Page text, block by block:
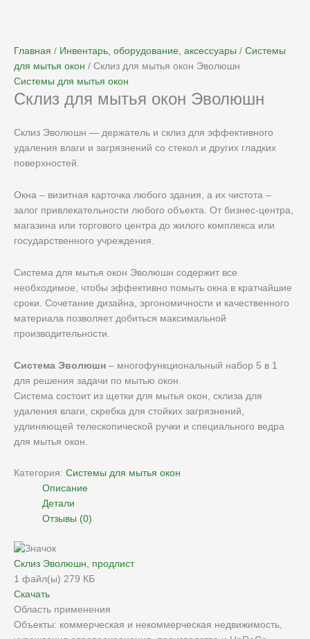
Главная / Инвентарь, оборудование, аксессуары / Системы
для мытья окон / Склиз для мытья окон Эволюшн
Системы для мытья окон
Склиз для мытья окон Эволюшн
Склиз Эволюшн — держатель и склиз для эффективного
удаления влаги и загрязнений со стекол и других гладких
поверхностей.
Окна – визитная карточка любого здания, а их чистота –
залог привлекательности любого объекта. От бизнес-центра,
магазина или торгового центра до жилого комплекса или
государственного учреждения.
Система для мытья окон Эволюшн содержит все
необходимое, чтобы эффективно помыть окна в кратчайшие
сроки. Сочетание дизайна, эргономичности и качественного
материала позволяет добиться максимальной
производительности.
Система Эволюшн – многофункциональный набор 5 в 1
для решения задачи по мытью окон.
Система состоит из щетки для мытья окон, склиза для
удаления влаги, скребка для стойких загрязнений,
удлиняющей телескопической ручки и специального ведра
для мытья окон.
Категория: Системы для мытья окон
Описание
Детали
Отзывы (0)
Склиз Эволюшн, продлист
1 файл(ы) 279 КБ
Скачать
Область применения
Объекты: коммерческая и некоммерческая недвижимость,